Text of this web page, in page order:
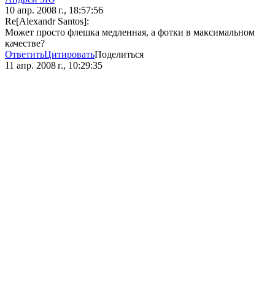
10 апр. 2008 г., 18:57:56
Re[Alexandr Santos]:
Mожет просто флешка медленная, а фотки в максимальном
качестве?
ОтветитьЦитироватьПоделиться
11 апр. 2008 г., 10:29:35